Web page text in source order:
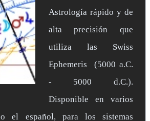
Astrología rápido y de
alta precisión que
utiliza las Swiss
Ephemeris (5000 a.C.
- 5000 d.C.).
Disponible en varios
el español, para los sistemas